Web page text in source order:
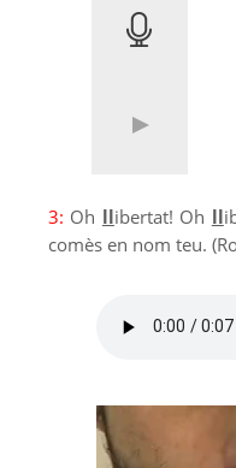
3: Oh llibertat! Oh ll
comès en nom teu.